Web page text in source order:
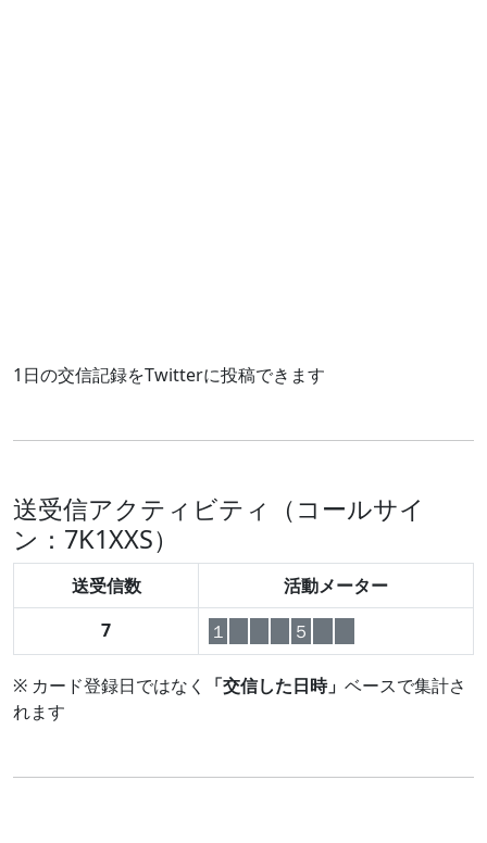
1日の交信記録をTwitterに投稿できます
送受信アクティビティ（コールサイ
ン：7K1XXS）
送受信数
活動メーター
7
１ ５
※ カード登録日ではなく 「交信した日時」 ベースで集計さ
れます